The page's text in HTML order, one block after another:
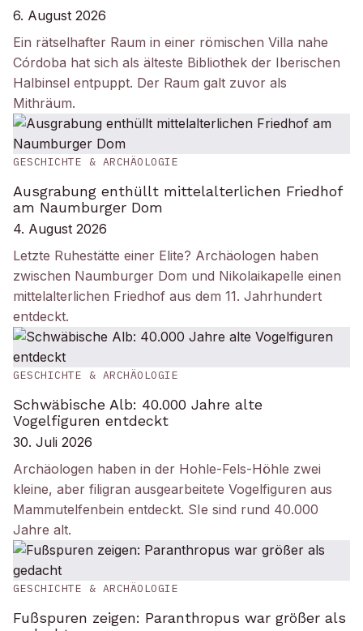
6. August 2026
Ein rätselhafter Raum in einer römischen Villa nahe
Córdoba hat sich als älteste Bibliothek der Iberischen
Halbinsel entpuppt. Der Raum galt zuvor als
Mithräum.
GESCHICHTE & ARCHÄOLOGIE
Ausgrabung enthüllt mittelalterlichen Friedhof
am Naumburger Dom
4. August 2026
Letzte Ruhestätte einer Elite? Archäologen haben
zwischen Naumburger Dom und Nikolaikapelle einen
mittelalterlichen Friedhof aus dem 11. Jahrhundert
entdeckt.
GESCHICHTE & ARCHÄOLOGIE
Schwäbische Alb: 40.000 Jahre alte
Vogelfiguren entdeckt
30. Juli 2026
Archäologen haben in der Hohle-Fels-Höhle zwei
kleine, aber filigran ausgearbeitete Vogelfiguren aus
Mammutelfenbein entdeckt. SIe sind rund 40.000
Jahre alt.
GESCHICHTE & ARCHÄOLOGIE
Fußspuren zeigen: Paranthropus war größer als